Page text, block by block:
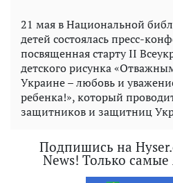
21 мая в Национальной
детей состоялась пресс-
посвященная старту II
детского рисунка
Украине – любовь и
ребенка!», который
защитников и защитниц
Подпишись на
News! Только